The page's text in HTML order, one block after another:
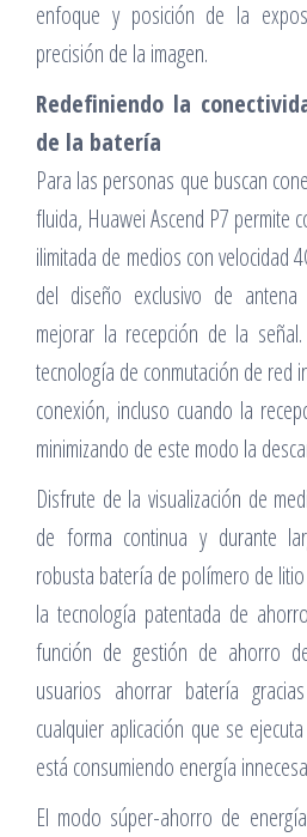
enfoque y posición de la
precisión de la imagen.
Redefiniendo la
de la batería
Para las personas que buscan
fluida, Huawei Ascend P7 permite
ilimitada de medios con velocidad
del diseño exclusivo de
mejorar la recepción de la
tecnología de conmutación de red
conexión, incluso cuando la
minimizando de este modo la
Disfrute de la visualización de
de forma continua y durante
robusta batería de polímero de
la tecnología patentada de
función de gestión de ahorro
usuarios ahorrar batería
cualquier aplicación que se
está consumiendo energía
El modo súper-ahorro de